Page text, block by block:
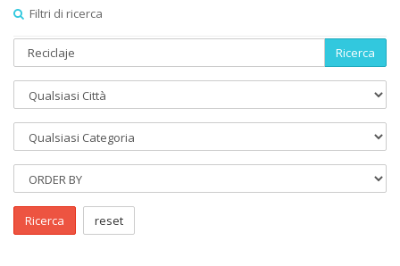
Filtri di ricerca
Ricerca
Ricerca reset